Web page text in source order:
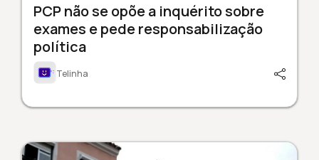
PCP não se opõe a inquérito sobre
exames e pede responsabilização
política
Telinha